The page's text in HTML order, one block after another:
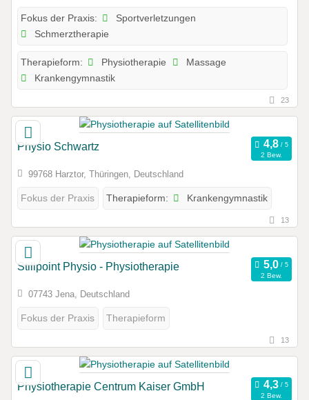
Fokus der Praxis:
Sportverletzungen
Schmerztherapie
Therapieform: Physiotherapie
Massage
Krankengymnastik
23
Physio Schwartz
2 Bew.
99768 Harztor, Thüringen, Deutschland
Fokus der Praxis Therapieform: Krankengymnastik
13
Stillpoint Physio - Physiotherapie
2 Bew.
07743 Jena, Deutschland
Fokus der Praxis Therapieform
13
Physiotherapie Centrum Kaiser GmbH
2 Bew.